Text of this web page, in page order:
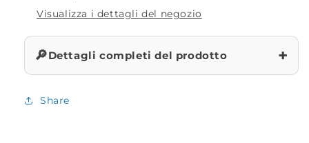
Visualizza i dettagli del negozio
🔎Dettagli completi del prodotto +
Share